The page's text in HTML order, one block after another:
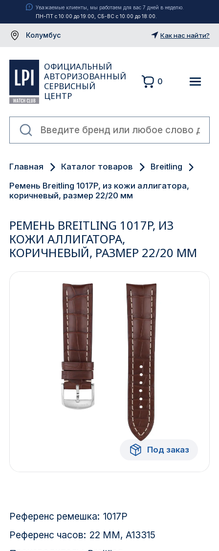
Уважаемые клиенты, мы работаем для вас 7 дней в неделю.
ПН-ПТ с 10:00 до 19:00, СБ-ВС с 10:00 до 18:00.
Колумбус
Екатеринбург
Санкт-Петербург
Ижевск
Иркутск
Владивосток
Волгоград
Кемерово
Воронеж
1 Мая
2717 км
2-я Смирновка
Как нас найти?
ОФИЦИАЛЬНЫЙ
АВТОРИЗОВАННЫЙ
СЕРВИСНЫЙ
ЦЕНТР
0
Главная Каталог товаров
Breitling
Ремень Breitling 1017P, из кожи аллигатора,
коричневый, размер 22/20 мм
РЕМЕНЬ BREITLING 1017P, ИЗ
КОЖИ АЛЛИГАТОРА,
КОРИЧНЕВЫЙ, РАЗМЕР 22/20 ММ
Под заказ
Референс ремешка: 1017P
Референс часов: 22 ММ, A13315